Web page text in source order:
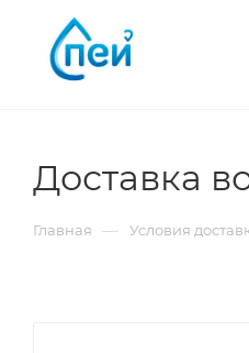
Доставка
Главная — Условия